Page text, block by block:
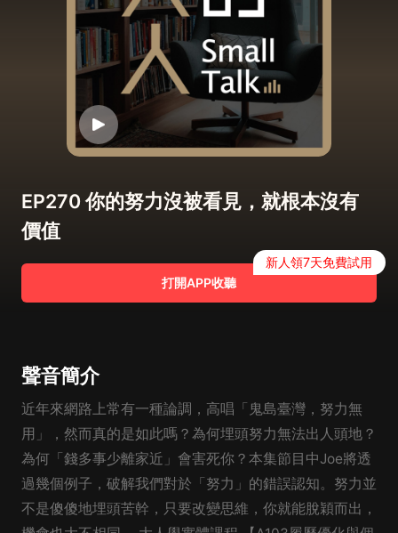
EP270 你的努力沒被看見，就根本沒有
價值
打開APP收聽
新人領7天免費試用
聲音簡介
近年來網路上常有一種論調，高唱「鬼島臺灣，努力無
用」，然而真的是如此嗎？為何埋頭努力無法出人頭地？
為何「錢多事少離家近」會害死你？本集節目中Joe將透
過幾個例子，破解我們對於「努力」的錯誤認知。努力並
不是傻傻地埋頭苦幹，只要改變思維，你就能脫穎而出，